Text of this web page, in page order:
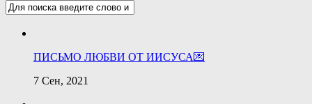
ПИСЬМО ЛЮБВИ ОТ ИИСУСА💌
7 Сен, 2021